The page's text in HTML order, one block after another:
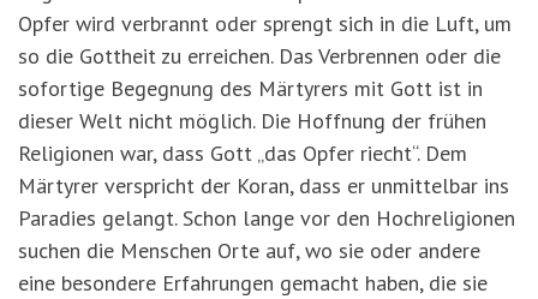
Opfer wird verbrannt oder sprengt sich in die Luft, um
so die Gottheit zu erreichen. Das Verbrennen oder die
sofortige Begegnung des Märtyrers mit Gott ist in
dieser Welt nicht möglich. Die Hoffnung der frühen
Religionen war, dass Gott „das Opfer riecht“. Dem
Märtyrer verspricht der Koran, dass er unmittelbar ins
Paradies gelangt. Schon lange vor den Hochreligionen
suchen die Menschen Orte auf, wo sie oder andere
eine besondere Erfahrungen gemacht haben, die sie